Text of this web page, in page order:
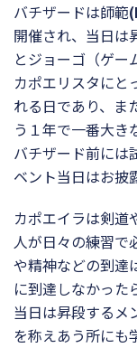
バチザードは師範
開催され、当日は
とジョーゴ（ゲー
カポエリスタにと
れる日であり、ま
う１年で一番大き
バチザード前には
ベント当日はお披
カポエイラは剣道
人が日々の練習で
や精神などの到達
に到達しなかった
当日は昇段するメ
を称えあう所にも